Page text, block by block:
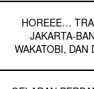
HOREEE…
JAKARTA-
WAKATOBI, DAN